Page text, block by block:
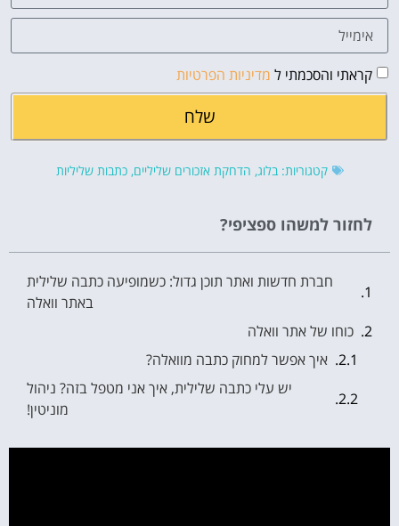
קראתי והסכמתי ל מדיניות הפרטיות
שלח
קטגוריות: בלוג, הדחקת אזכורים שליליים,כתבות שליליות
לחזור למשהו ספציפי?
חברת חדשות ואתר תוכן גדול: כשמופיעה כתבה שלילית
באתר וואלה
כוחו של אתר וואלה
איך אפשר למחוק כתבה מוואלה?
יש עלי כתבה שלילית, איך אני מטפל בזה? ניהול
מוניטין!